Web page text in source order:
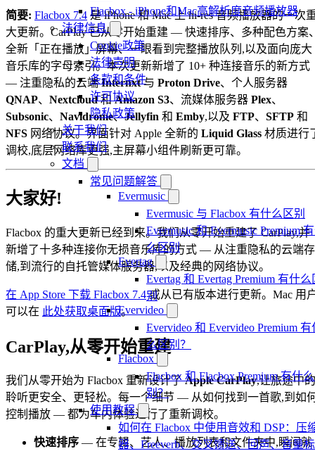
Flacbox - iPhone和Mac高解析度音频播放器
法律信息
Cookie政策
法律声明
条款和条件
许可协议
隐私政策
关于我们
联系我们
文档
常见问题解答
Evermusic
Evermusic 与 Flacbox 有什么区别
Evermusic 和 Evermusic Premium
么区别
Evertag
Evertag 和 Evertag Premium 有什么
别
Evervideo
Evervideo 和 Evervideo Premium 有
么区别？
Flacbox
Flacbox 和 Flacbox Premium 有什
别？
使用教程
如何在 Flacbox 中使用音效和 DSP：压
器、Freeverb、交叉馈送、回声、音量
简要: Flacbox 7.4 是 iPhone 和 Mac 上 hi-res 音频播放器的一次
大更新。CarPlay 已从零开始重建 — 快速排序、多种配色方案
全新「正在播放」屏幕、一眼看到完整播放队列,以及面向庞大
音乐库的字母索引。本次更新新增了 10+ 种连接音乐的新方式
— 注重隐私的云端Internxt与 Proton Drive、个人服务器
QNAP、 Nextcloud和Amazon S3、流媒体服务器 Plex、
Subsonic、 Navidrome、Jellyfin 和 Emby,以及 FTP、 SFTP 和
NFS 网络协议。界面针对 Apple 全新的 Liquid Glass 材质进行
调校,底层网络库更强,主屏幕小组件刷新更可靠。
大家好!
Flacbox 的重大更新已经到来。我们从零开始重建了 CarPlay,并
新增了十多种连接你无损音乐库的方式 — 从注重隐私的云端存
储,到流行的自托管媒体服务器,以及经典的网络协议。
在 App Store 下载 Flacbox 7.4或从已有版本进行更新。Mac 用
可以在 此处获取桌面版。
CarPlay,从零开始重建
我们从零开始为 Flacbox 重新设计了Apple CarPlay,让旅途中的
聆听更安全、更轻松。每一个细节 — 从如何找到一首歌,到如
控制播放 — 都为车内体验进行了重新调校。
快速排序 — 在专辑、艺人、播放列表和文件夹中,瞬间就